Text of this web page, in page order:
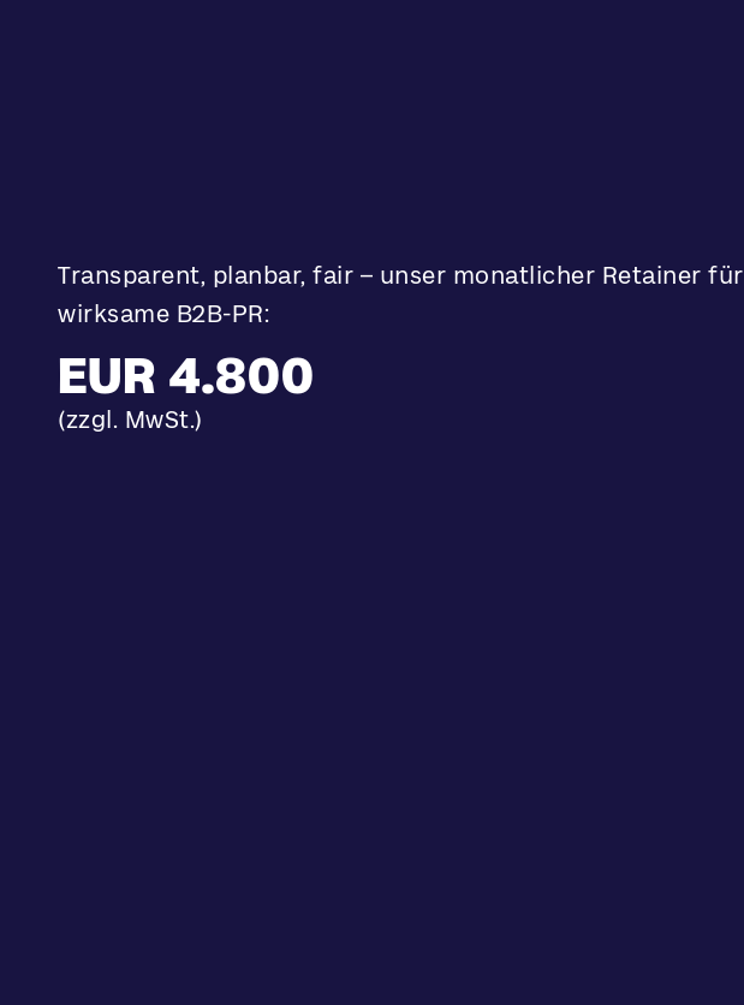
Transparent, planbar, fair – unser monatlicher Retainer für
wirksame B2B-PR:
EUR 4.800
(zzgl. MwSt.)